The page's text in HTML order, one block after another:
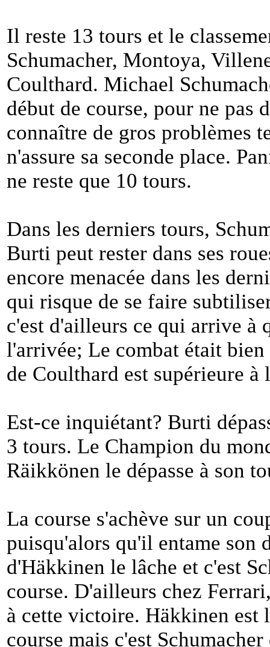
Il reste 13 tours et le
Schumacher, Montoya,
Coulthard. Michael
début de course, pour ne
connaître de gros problèmes
n'assure sa seconde place.
ne reste que 10 tours.
Dans les derniers tours,
Burti peut rester dans ses
encore menacée dans les
qui risque de se faire
c'est d'ailleurs ce qui arrive à
l'arrivée; Le combat était
de Coulthard est supérieure à
Est-ce inquiétant? Burti
3 tours. Le Champion du
Räikkönen le dépasse à son
La course s'achève sur un
puisqu'alors qu'il entame son
d'Häkkinen le lâche et c'est
course. D'ailleurs chez
à cette victoire. Häkkinen est
course mais c'est